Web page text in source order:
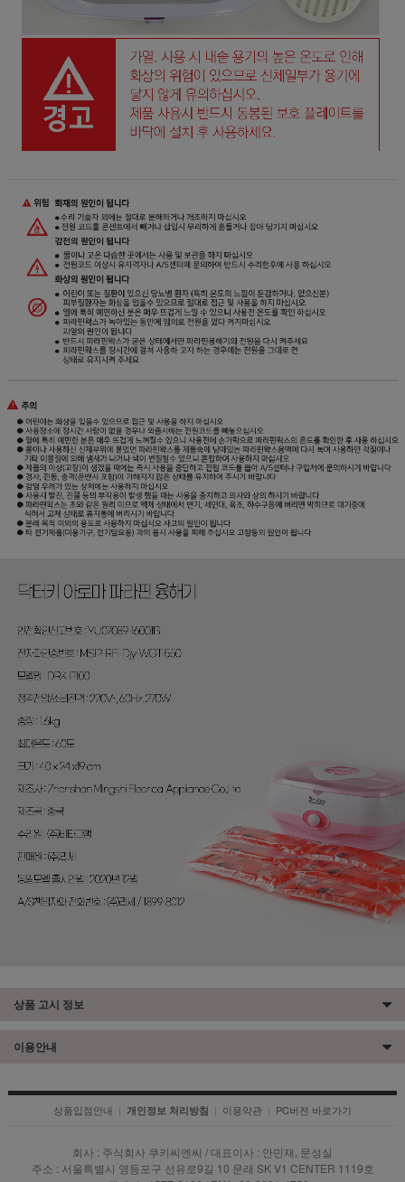
상품 고시 정보
이용안내
상품입점안내 | 개인정보 처리방침 | 이용약관 | PC버전 바로가기
회사 : 주식회사 쿠키씨엔씨 / 대표이사 : 안민재, 문성실
주소 : 서울특별시 영등포구 선유로9길 10 문래 SK V1 CENTER 1119호